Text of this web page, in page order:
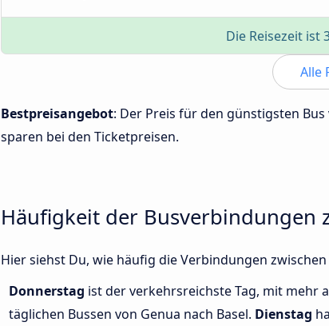
Die Reisezeit ist
Alle
Bestpreisangebot: Der Preis für den günstigsten
sparen bei den Ticketpreisen.
Häufigkeit der Busverbindungen
Hier siehst Du, wie häufig die Verbindungen
Donnerstag ist der verkehrsreichste Tag, mit mehr
täglichen Bussen von Genua nach Basel. Dienstag